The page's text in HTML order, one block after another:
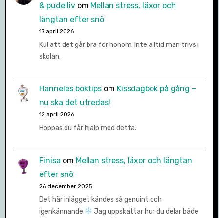
& pudellivom Mellan stress, läxor och
längtan efter snö
17 april 2026
Kul att det går bra för honom. Inte alltid man trivs i
skolan.
Hanneles boktipsom Kissdagbok på gång –
nu ska det utredas!
12 april 2026
Hoppas du får hjälp med detta.
Finisa om Mellan stress, läxor och längtan
efter snö
26 december 2025
Det här inlägget kändes så genuint och
igenkännande
Jag uppskattar hur du delar både